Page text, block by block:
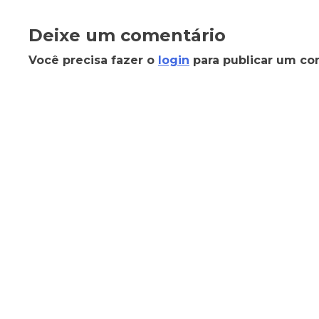
Deixe um comentário
Você precisa fazer o login para publicar um